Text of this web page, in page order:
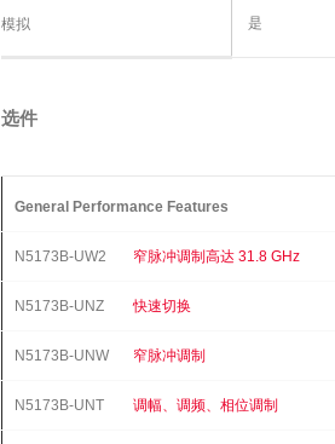
模拟 是
选件
General Performance Features
N5173B-UW2 窄脉冲调制高达 31.8 GHz
N5173B-UNZ 快速切换
N5173B-UNW 窄脉冲调制
N5173B-UNT 调幅、调频、相位调制